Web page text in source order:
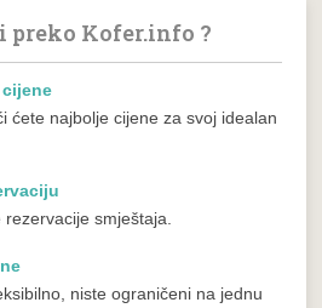
preko Kofer.info ?
ćete najbolje cijene za svoj idealan
smještaja.
niste ograničeni na jednu